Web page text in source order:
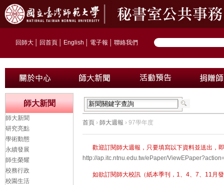
回師大 回首頁 English 電子報 聯絡我們
首頁 › 師大週報 › 97學年度
歡迎訂閱師大週報，只要填寫以下資料並送出，
http://ap.itc.ntnu.edu.tw/ePaper/
如欲訂閱師大校訊（紙本季刊，1、4、7、11月
師大新聞
師大新聞
研究亮點
學術動態
永續發展
師生榮耀
校務行政
校園生活